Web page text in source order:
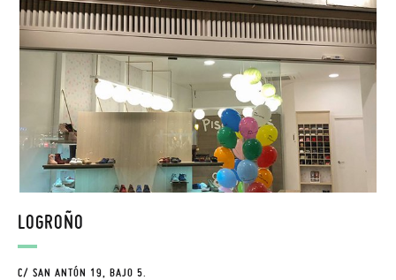
LOGROÑO
C/ SAN ANTÓN 19, BAJO 5.